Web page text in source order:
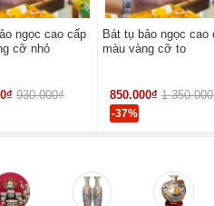
ngọc cao cấp
cỡ nhỏ
930.000₫
Bát tụ bảo ngọc cao
màu vàng cỡ to
850.000₫
-37%